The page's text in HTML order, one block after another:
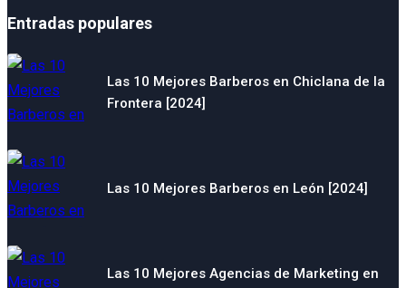
Entradas populares
Las 10 Mejores Barberos en Chiclana de la
Frontera [2024]
Las 10 Mejores Barberos en León [2024]
Las 10 Mejores Agencias de Marketing en